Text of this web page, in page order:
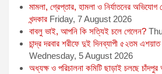
মামলা, গ্রেপ্তার, হামলা ও নির্যাতনের অভিযোগ
খন্দকার Friday, 7 August 2026
বাবলু ভাই, আপনি কি সত্যিই চলে গেলেন?
চান্দ্র দরবার শরীফে দুই দিনব্যাপী ৫২তম
Wednesday, 5 August 2026
অধ্যক্ষ ও পরিচালনা কমিটি ছাড়াই চলছে